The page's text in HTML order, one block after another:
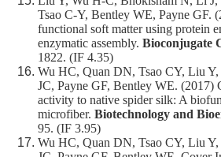
Tsao C-Y, Bentley WE, Payne GF.
functional soft matter using protein
enzymatic assembly. Bioconjugate
1822. (IF 4.35)
Wu HC, Quan DN, Tsao CY, Liu
JC, Payne GF, Bentley WE. (2017)
activity to native spider silk: A
microfiber. Biotechnology and
95. (IF 3.95)
Wu HC, Quan DN, Tsao CY, Liu